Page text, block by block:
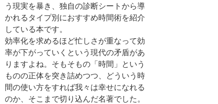
う現実を暴き、独自の診断シートから導
かれるタイプ別におすすめ時間術を紹介
している本です。
効率化を求めるほど忙しさが重なって効
率が下がっていくという現代の矛盾があ
りますよね。そもそもの「時間」という
ものの正体を突き詰めつつ、どういう時
間の使い方をすれば我々は幸せになれる
のか、そこまで切り込んだ名著でした。